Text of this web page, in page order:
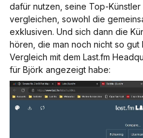
dafür nutzen, seine Top-
vergleichen, sowohl die
exklusiven. Und sich dann die
hören, die man noch nicht so gut
Vergleich mit dem Last.fm
für Björk angezeigt habe: